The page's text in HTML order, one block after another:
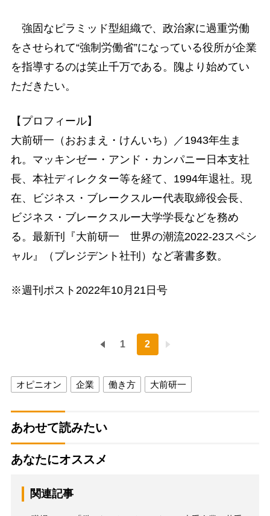
強固なピラミッド型組織で、政治家に過重労働
をさせられて“強制労働省”になっている役所が企業
を指導するのは笑止千万である。隗より始めてい
ただきたい。
【プロフィール】
大前研一（おおまえ・けんいち）／1943年生ま
れ。マッキンゼー・アンド・カンパニー日本支社
長、本社ディレクター等を経て、1994年退社。現
在、ビジネス・ブレークスルー代表取締役会長、
ビジネス・ブレークスルー大学学長などを務め
る。最新刊『大前研一 世界の潮流2022-23スペシ
ャル』（プレジデント社刊）など著書多数。
※週刊ポスト2022年10月21日号
1 2
オピニオン 企業 働き方 大前研一
あわせて読みたい
あなたにオススメ
関連記事